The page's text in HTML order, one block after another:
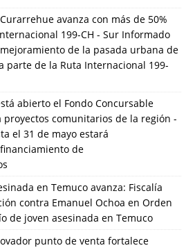
avanza con más de 50%
199-CH - Sur Informado
de la pasada urbana de
parte de la Ruta Internacional 199-
abierto el Fondo Concursable
proyectos comunitarios de la región -
el 31 de mayo estará
de
en Temuco avanza: Fiscalía
contra Emanuel Ochoa en Orden
de joven asesinada en Temuco
punto de venta fortalece